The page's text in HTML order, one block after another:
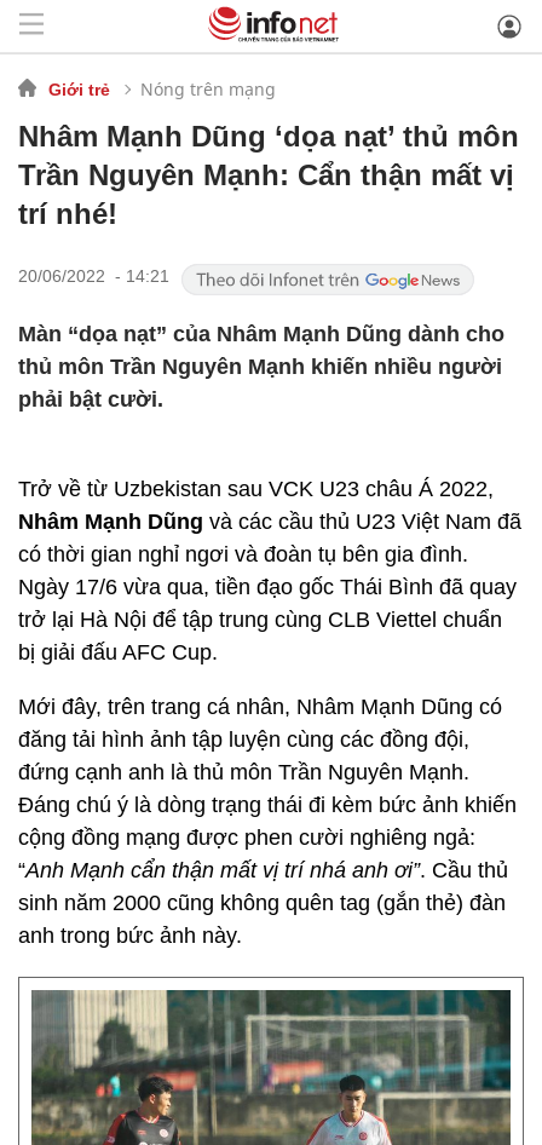
Giới trẻ Nóng trên mạng
Nhâm Mạnh Dũng ‘dọa nạt’ thủ môn
Trần Nguyên Mạnh: Cẩn thận mất vị
trí nhé!
20/06/2022 - 14:21
Màn “dọa nạt” của Nhâm Mạnh Dũng dành cho
thủ môn Trần Nguyên Mạnh khiến nhiều người
phải bật cười.
Trở về từ Uzbekistan sau VCK U23 châu Á 2022,
Nhâm Mạnh Dũng và các cầu thủ U23 Việt Nam đã
có thời gian nghỉ ngơi và đoàn tụ bên gia đình.
Ngày 17/6 vừa qua, tiền đạo gốc Thái Bình đã quay
trở lại Hà Nội để tập trung cùng CLB Viettel chuẩn
bị giải đấu AFC Cup.
Mới đây, trên trang cá nhân, Nhâm Mạnh Dũng có
đăng tải hình ảnh tập luyện cùng các đồng đội,
đứng cạnh anh là thủ môn Trần Nguyên Mạnh.
Đáng chú ý là dòng trạng thái đi kèm bức ảnh khiến
cộng đồng mạng được phen cười nghiêng ngả:
“Anh Mạnh cẩn thận mất vị trí nhá anh ơi”. Cầu thủ
sinh năm 2000 cũng không quên tag (gắn thẻ) đàn
anh trong bức ảnh này.